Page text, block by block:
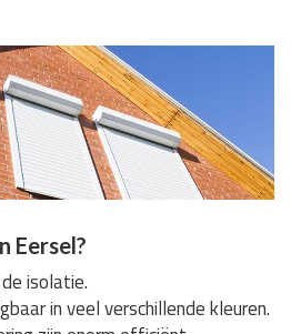
Eersel?
isolatie.
in veel verschillende kleuren.